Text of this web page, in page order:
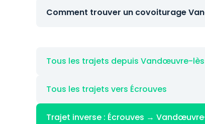
Comment trouver un covoiturage
Tous les trajets depuis Vandœuvre-
Tous les trajets vers Écrouves
Trajet inverse : Écrouves →